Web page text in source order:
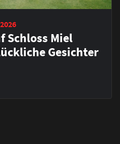
Schloss Miel
Gesichter